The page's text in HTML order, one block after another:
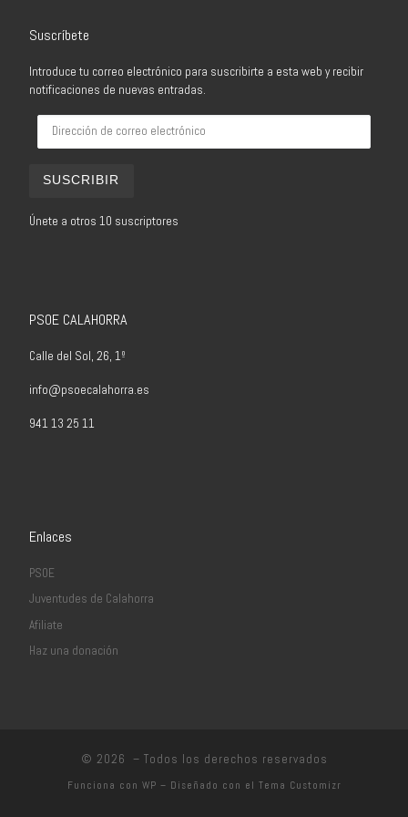
Suscríbete
Introduce tu correo electrónico para suscribirte a esta web y recibir
notificaciones de nuevas entradas.
SUSCRIBIR
Únete a otros 10 suscriptores
PSOE CALAHORRA
Calle del Sol, 26, 1º
info@psoecalahorra.es
941 13 25 11
Enlaces
PSOE
Juventudes de Calahorra
Afiliate
Haz una donación
© 2026 – Todos los derechos reservados
Funciona con WP – Diseñado con el Tema Customizr